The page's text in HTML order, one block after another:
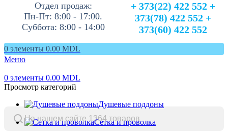
Отдел продаж:
Пн-Пт: 8:00 - 17:00.
Суббота: 8:00 - 14:00
+ 373(22) 422 552 +
373(78) 422 552 +
373(60) 422 552
0 элементы 0.00 MDL
Меню
0 элементы 0.00 MDL
Просмотр категорий
Душевые поддоны
Сетка и проволка